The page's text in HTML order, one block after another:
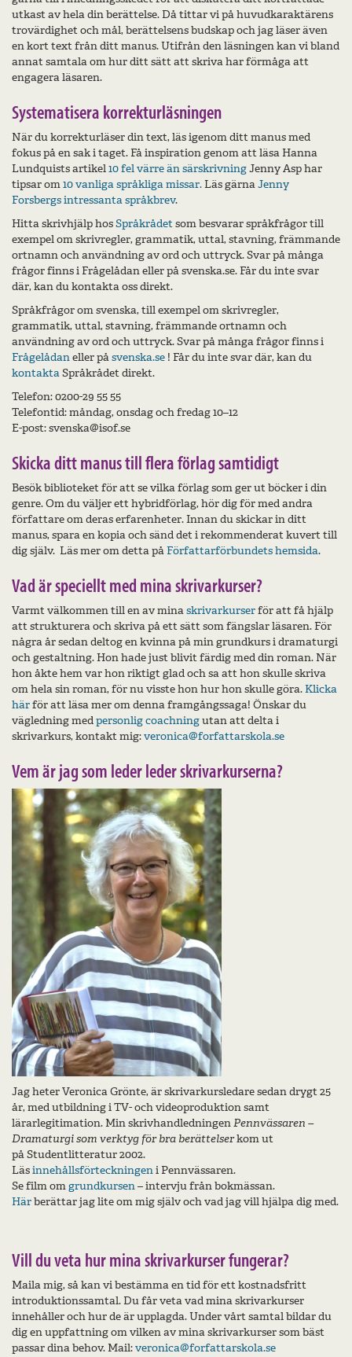
utkast av hela din berättelse. Då tittar vi på huvudkaraktärens
trovärdighet och mål, berättelsens budskap och jag läser även
en kort text från ditt manus. Utifrån den läsningen kan vi bland
annat samtala om hur ditt sätt att skriva har förmåga att
engagera läsaren.
Systematisera korrekturläsningen
När du korrekturläser din text, läs igenom ditt manus med
fokus på en sak i taget. Få inspiration genom att läsa Hanna
Lundquists artikel10 fel värre än särskrivningJenny Asp har
tipsar om10 vanliga språkliga missar.Läs gärnaJenny
Forsbergs intressanta språkbrev.
Hitta skrivhjälp hosSpråkrådetsom besvarar språkfrågor till
exempel om skrivregler, grammatik, uttal, stavning, främmande
ortnamn och användning av ord och uttryck. Svar på många
frågor finns i Frågelådan eller på svenska.se. Får du inte svar
där, kan du kontakta oss direkt.
Språkfrågor om svenska, till exempel om skrivregler,
grammatik, uttal, stavning, främmande ortnamn och
användning av ord och uttryck. Svar på många frågor finns i
Frågelådaneller påsvenska.se ! Får du inte svar där, kan du
kontaktaSpråkrådet direkt.
Telefon: 0200-29 55 55
Telefontid: måndag, onsdag och fredag 10–12
E-post: svenska@isof.se
Skicka ditt manus till flera förlag samtidigt
Besök biblioteket för att se vilka förlag som ger ut böcker i din
genre. Om du väljer ett hybridförlag, hör dig för med andra
författare om deras erfarenheter. Innan du skickar in ditt
manus, spara en kopia och sänd det i rekommenderat kuvert till
dig själv. Läs mer om detta påFörfattarförbundets hemsida.
Vad är speciellt med mina skrivarkurser?
Varmt välkommen till en av minaskrivarkurserför att få hjälp
att strukturera och skriva på ett sätt som fängslar läsaren. För
några år sedan deltog en kvinna på min grundkurs i dramaturgi
och gestaltning. Hon hade just blivit färdig med din roman. När
hon åkte hem var hon riktigt glad och sa att hon skulle skriva
om hela sin roman, för nu visste hon hur hon skulle göra.Klicka
härför att läsa mer om denna framgångssaga! Önskar du
vägledning medpersonlig coachningutan att delta i
skrivarkurs, kontakt mig:veronica@forfattarskola.se
Vem är jag som leder leder skrivarkurserna?
Jag heter Veronica Grönte, är skrivarkursledare sedan drygt 25
år, med utbildning i TV- och videoproduktion samt
lärarlegitimation. Min skrivhandledningenPennvässaren –
Dramaturgi som verktyg för bra berättelserkom ut
på Studentlitteratur 2002.
Läsinnehållsförteckningeni Pennvässaren.
Se film omgrundkursen– intervju från bokmässan.
Härberättar jag lite om mig själv och vad jag vill hjälpa dig med.
Vill du veta hur mina skrivarkurser fungerar?
Maila mig, så kan vi bestämma en tid för ett kostnadsfritt
introduktionssamtal. Du får veta vad mina skrivarkurser
innehåller och hur de är upplagda. Under vårt samtal bildar du
dig en uppfattning om vilken av mina skrivarkurser som bäst
passar dina behov.Mail:veronica@forfattarskola.se